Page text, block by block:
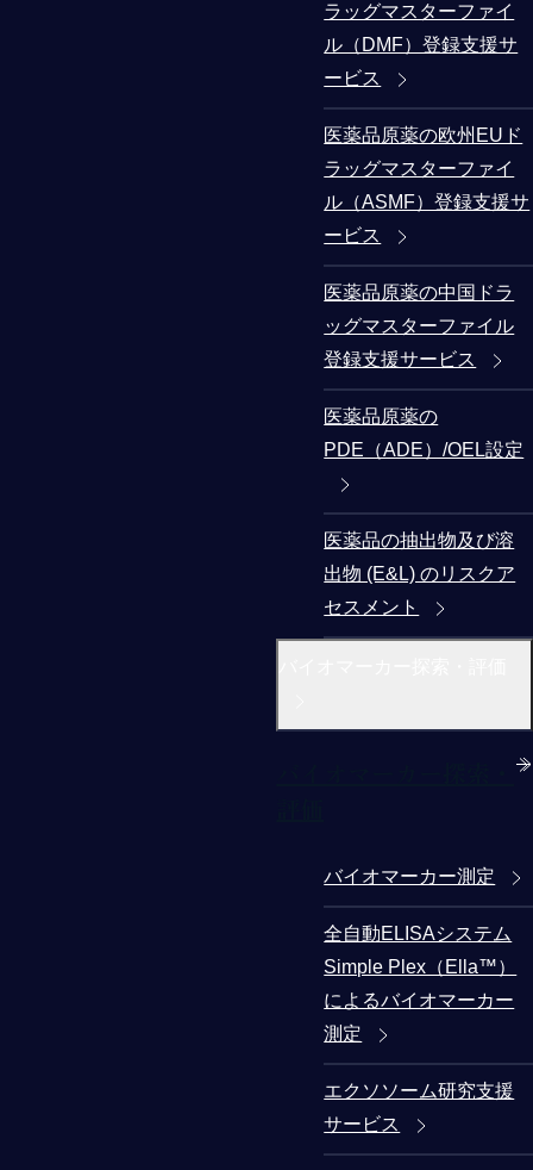
ラッグマスターファイ
ル（DMF）登録支援サ
ービス
医薬品原薬の欧州EUド
ラッグマスターファイ
ル（ASMF）登録支援サ
ービス
医薬品原薬の中国ドラ
ッグマスターファイル
登録支援サービス
医薬品原薬の
PDE（ADE）/OEL設定
医薬品の抽出物及び溶
出物 (E&L) のリスクア
セスメント
バイオマーカー測定
全自動ELISAシステム
Simple Plex（Ella™）
によるバイオマーカー
測定
エクソソーム研究支援
サービス